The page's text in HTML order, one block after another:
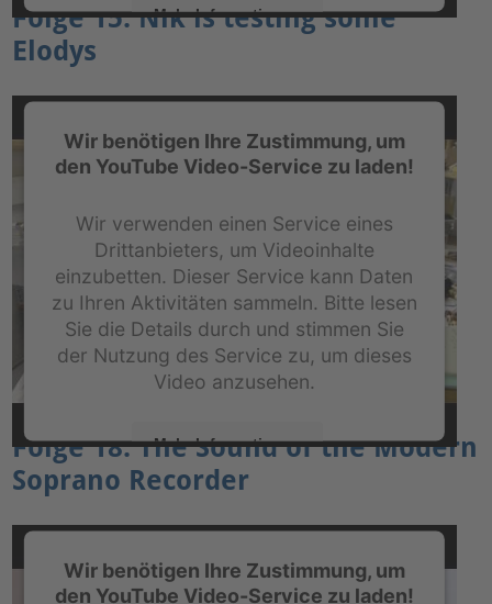
Mehr Informationen
Platform& eRecht24
Folge 15: Nik is testing some
Elodys
Wir benötigen Ihre Zustimmung, um
den YouTube Video-Service zu laden!
Wir verwenden einen Service eines
Drittanbieters, um Videoinhalte
einzubetten. Dieser Service kann Daten
zu Ihren Aktivitäten sammeln. Bitte lesen
Sie die Details durch und stimmen Sie
der Nutzung des Service zu, um dieses
Video anzusehen.
Mehr Informationen
Platform& eRecht24
Folge 18: The Sound of the Modern
Soprano Recorder
Wir benötigen Ihre Zustimmung, um
den YouTube Video-Service zu laden!